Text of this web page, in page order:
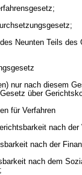
Neunten Teils
nur nach diesem
über
für Verfahren
nach der
nach der
nach dem